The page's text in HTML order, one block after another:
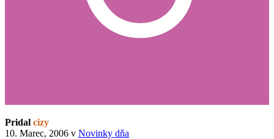
Pridal cizy
10. Marec, 2006 v Novinky dňa